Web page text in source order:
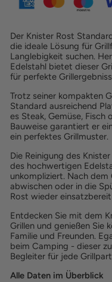
Der Knister Rost
die ideale Lösung für
Langlebigkeit suchen.
Edelstahl bietet dieser
für perfekte
Trotz seiner kompakten
Standard ausreichend
es Steak, Gemüse, Fisch
Bauweise garantiert er
ein perfektes Grillmuster.
Die Reinigung des
des hochwertigen
unkompliziert. Nach dem
abwischen oder in die
Rost wieder
Entdecken Sie mit dem
Grillen und genießen Sie
Familie und Freunden.
beim Camping - dieser
Begleiter für jede
Alle Daten im Überblick